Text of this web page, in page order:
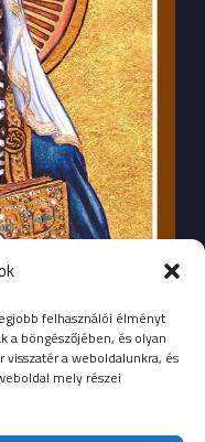
felhasználói élményt
a böngészőjében, és olyan
a weboldalunkra, és
mely részei